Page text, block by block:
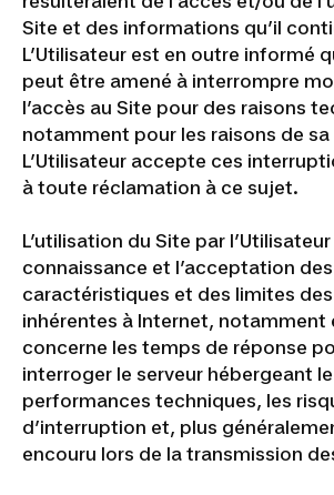
Site et des informations qu’il
L’Utilisateur est en outre informé
peut être amené à interrompre
l’accès au Site pour des raisons
notamment pour les raisons de
L’Utilisateur accepte ces
à toute réclamation à ce sujet.
L’utilisation du Site par
connaissance et l’acceptation des
caractéristiques et des limites
inhérentes à Internet, notamment
concerne les temps de réponse
interroger le serveur hébergeant
performances techniques, les
d’interruption et, plus
encouru lors de la transmission